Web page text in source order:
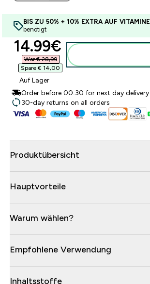
BIS ZU 50% + 10% EXTRA AUF VITAMINE
benötigt
discounted price
14.99€‎
War € 28,99‎
Spare € 14,00‎
Auf Lager
Order before 00:30 for next day delivery
30-day returns on all orders
Produktübersicht
Hauptvorteile
Warum wählen?
Empfohlene Verwendung
Inhaltsstoffe